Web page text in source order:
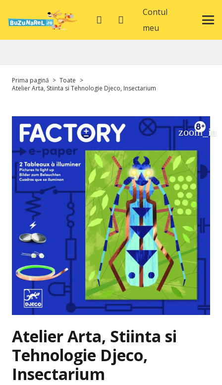
Contul
meu
Prima pagină > Toate >
Atelier Arta, Stiinta si Tehnologie Djeco, Insectarium
Atelier Arta, Stiinta si
Tehnologie Djeco,
Insectarium